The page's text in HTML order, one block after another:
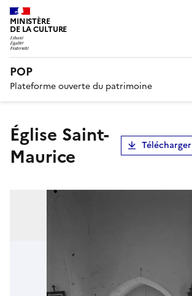
MINISTÈRE
DE LA CULTURE
POP
Plateforme ouverte du patrimoine
église Saint-
Maurice
Télécharger